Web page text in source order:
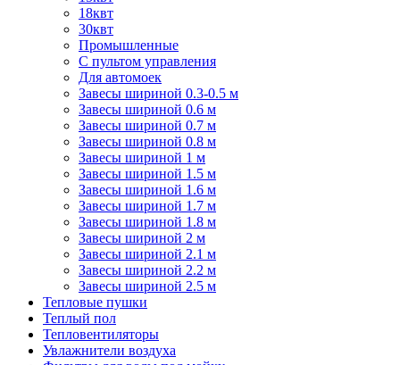
18квт
30квт
Промышленные
С пультом управления
Для автомоек
Завесы шириной 0.3-0.5 м
Завесы шириной 0.6 м
Завесы шириной 0.7 м
Завесы шириной 0.8 м
Завесы шириной 1 м
Завесы шириной 1.5 м
Завесы шириной 1.6 м
Завесы шириной 1.7 м
Завесы шириной 1.8 м
Завесы шириной 2 м
Завесы шириной 2.1 м
Завесы шириной 2.2 м
Завесы шириной 2.5 м
Тепловые пушки
Теплый пол
Тепловентиляторы
Увлажнители воздуха